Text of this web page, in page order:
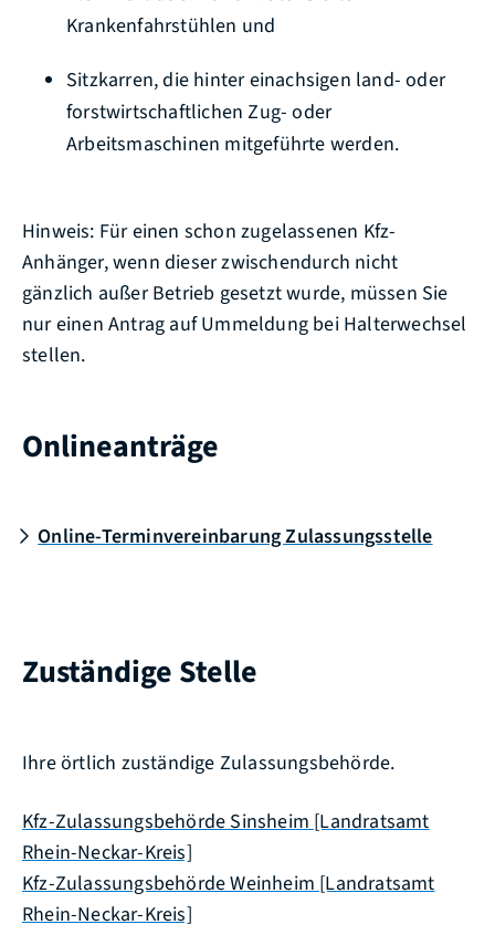
Krankenfahrstühlen und
Sitzkarren, die hinter einachsigen land- oder
forstwirtschaftlichen Zug- oder
Arbeitsmaschinen mitgeführte werden.
Hinweis: Für einen schon zugelassenen Kfz-
Anhänger, wenn dieser zwischendurch nicht
gänzlich außer Betrieb gesetzt wurde, müssen Sie
nur einen Antrag auf Ummeldung bei Halterwechsel
stellen.
Onlineanträge
Online-Terminvereinbarung Zulassungsstelle
Zuständige Stelle
Ihre örtlich zuständige Zulassungsbehörde.
Kfz-Zulassungsbehörde Sinsheim [Landratsamt
Rhein-Neckar-Kreis]
Kfz-Zulassungsbehörde Weinheim [Landratsamt
Rhein-Neckar-Kreis]